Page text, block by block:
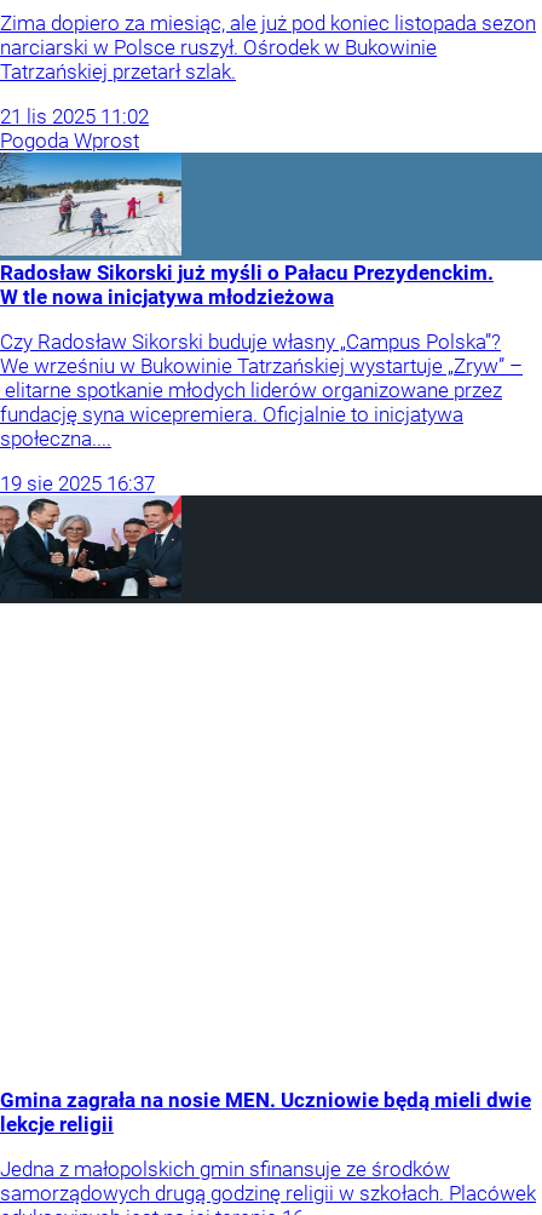
Zima dopiero za miesiąc, ale już pod koniec listopada sezon
narciarski w Polsce ruszył. Ośrodek w Bukowinie
Tatrzańskiej przetarł szlak.
21 lis 2025 11:02
Pogoda Wprost
Radosław Sikorski już myśli o Pałacu Prezydenckim.
W tle nowa inicjatywa młodzieżowa
Czy Radosław Sikorski buduje własny „Campus Polska”?
We wrześniu w Bukowinie Tatrzańskiej wystartuje „Zryw” –
elitarne spotkanie młodych liderów organizowane przez
fundację syna wicepremiera. Oficjalnie to inicjatywa
społeczna....
19 sie 2025 16:37
Gmina zagrała na nosie MEN. Uczniowie będą mieli dwie
lekcje religii
Jedna z małopolskich gmin sfinansuje ze środków
samorządowych drugą godzinę religii w szkołach. Placówek